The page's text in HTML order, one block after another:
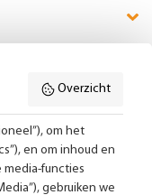
Overzicht
om het
en om inhoud en
media-functies
gebruiken we